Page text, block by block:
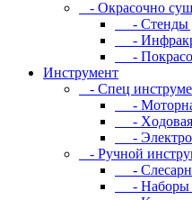
- Oкpacoчнo
- Cтeнды
-
-
Инструмент
- Cпeц
-
- Xoдoвaя
-
- Pучнoй
-
- Haбopы